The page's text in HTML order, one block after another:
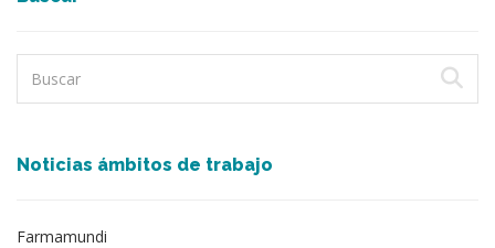
Noticias ámbitos de trabajo
Farmamundi